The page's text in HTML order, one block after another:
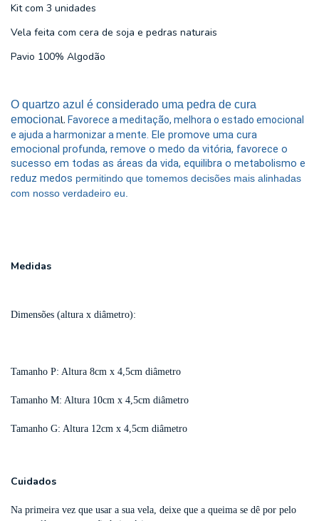
Kit com 3 unidades
Vela feita com cera de soja e pedras naturais
Pavio 100% Algodão
O quartzo azul é considerado uma pedra de cura
emocional. Favorece a meditação, melhora o estado emocional
e ajuda a harmonizar a mente. Ele promove uma cura
emocional profunda, remove o medo da vitória, favorece o
sucesso em todas as áreas da vida, equilibra o metabolismo e
reduz medos permitindo que tomemos decisões mais alinhadas
com nosso verdadeiro eu.
Medidas
Dimensões (altura x diâmetro):
Tamanho P: Altura 8cm x 4,5cm diâmetro
Tamanho M: Altura 10cm x 4,5cm diâmetro
Tamanho G: Altura 12cm x 4,5cm diâmetro
Cuidados
Na primeira vez que usar a sua vela, deixe que a queima se dê por pelo